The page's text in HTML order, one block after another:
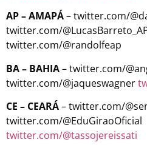
AP – AMAPÁ– twitter.com/
twitter.com/
twitter.com/@randolfeap
BA – BAHIA– twitter.com/
twitter.com/@jaqueswagner
CE – CEARÁ– twitter.com/
twitter.com/@EduGiraoOficial
twitter.com/@tassojereissati